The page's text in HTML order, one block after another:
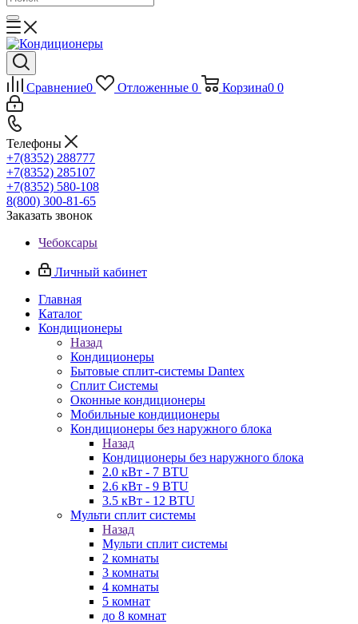
Сравнение0 Отложенные 0 Корзина0 0
Телефоны
+7(8352) 288777
+7(8352) 285107
+7(8352) 580-108
8(800) 300-81-65
Заказать звонок
Чебоксары
Личный кабинет
Главная
Каталог
Кондиционеры
Назад
Кондиционеры
Бытовые сплит-системы Dantex
Сплит Системы
Оконные кондиционеры
Мобильные кондиционеры
Кондиционеры без наружного блока
Назад
Кондиционеры без наружного блока
2.0 кВт - 7 BTU
2.6 кВт - 9 BTU
3.5 кВт - 12 BTU
Мульти сплит системы
Назад
Мульти сплит системы
2 комнаты
3 комнаты
4 комнаты
5 комнат
до 8 комнат